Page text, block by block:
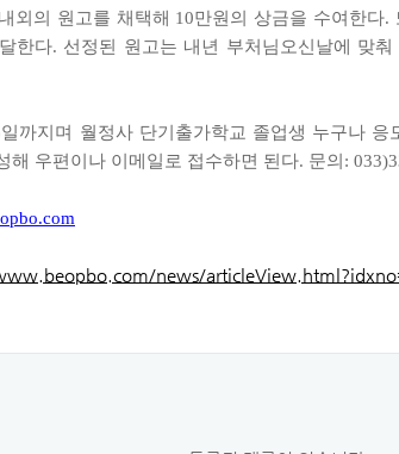
외의 원고를 채택해 10만원의 상금을 수여한다.
한다. 선정된 원고는 내년 부처님오신날에 맞춰
까지며 월정사 단기출가학교 졸업생 누구나 응
해 우편이나 이메일로 접수하면 된다. 문의:
news/